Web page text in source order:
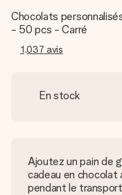
Chocolats
- 50 pcs - Carré
1,037 avis
En stock
Ajoutez un pain de
cadeau en chocolat
pendant le